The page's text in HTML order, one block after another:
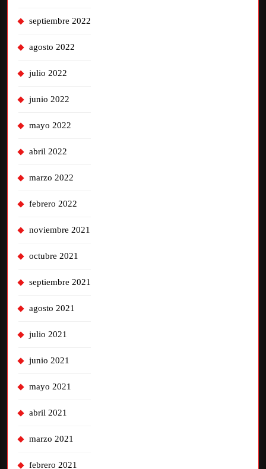
septiembre 2022
agosto 2022
julio 2022
junio 2022
mayo 2022
abril 2022
marzo 2022
febrero 2022
noviembre 2021
octubre 2021
septiembre 2021
agosto 2021
julio 2021
junio 2021
mayo 2021
abril 2021
marzo 2021
febrero 2021